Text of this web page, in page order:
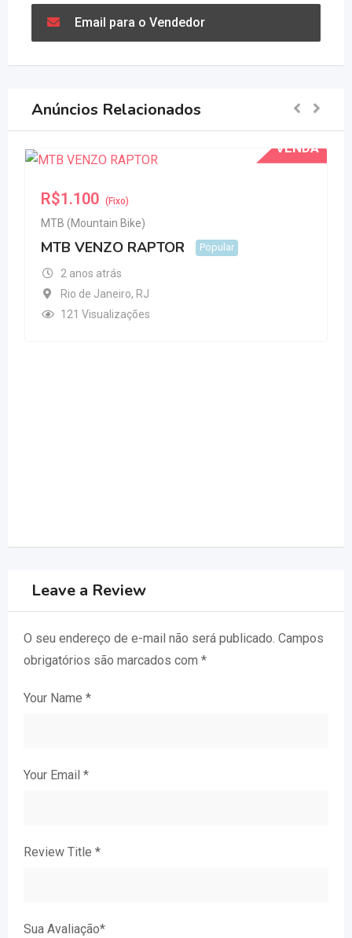
Email para o Vendedor
Anúncios Relacionados
VENDA
R$1.100 (Fixo)
MTB (Mountain Bike)
MTB VENZO RAPTOR Popular
2 anos atrás
Rio de Janeiro, RJ
121 Visualizações
Leave a Review
O seu endereço de e-mail não será publicado. Campos
obrigatórios são marcados com *
Your Name *
Your Email *
Review Title *
Sua Avaliação*